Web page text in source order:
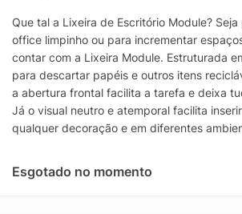
Que tal a Lixeira de Escritório Module?
office limpinho ou para incrementar
contar com a Lixeira Module. Estruturada
para descartar papéis e outros itens
a abertura frontal facilita a tarefa e deixa
Já o visual neutro e atemporal facilita
qualquer decoração e em diferentes
Esgotado no momento